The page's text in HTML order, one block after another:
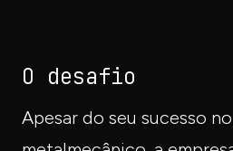
O desafio
Apesar do seu sucesso